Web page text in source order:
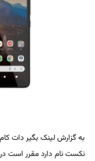
به گزارش لینک بگیر دات
نکست نام دارد مقرر است